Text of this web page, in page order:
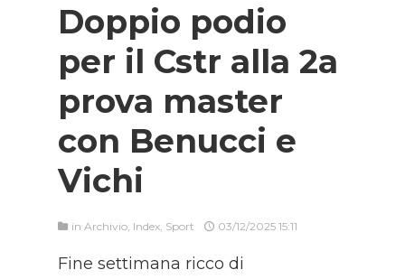
Doppio podio
per il Cstr alla 2a
prova master
con Benucci e
Vichi
in Archivio Index Sport 03/12/2025 15:11
Fine settimana ricco di